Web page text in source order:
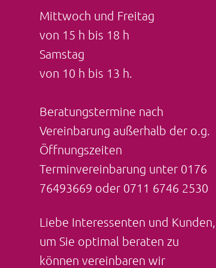
Mittwoch und Freitag
von 15 h bis 18 h
Samstag
von 10 h bis 13 h.
Beratungstermine nach
Vereinbarung außerhalb der o.g.
Öffnungszeiten
Terminvereinbarung unter 0176
76493669 oder 0711 6746 2530
Liebe Interessenten und Kunden,
um Sie optimal beraten zu
können vereinbaren wir